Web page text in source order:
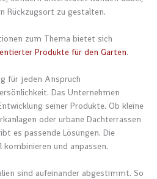
Rückzugsort zu gestalten.
zum Thema bietet sich
Produkte für den Garten.
für jeden Anspruch
Das Unternehmen
seiner Produkte. Ob kleine
oder urbane Dachterrassen
es passende Lösungen. Die
kombinieren und anpassen.
sind aufeinander abgestimmt. So